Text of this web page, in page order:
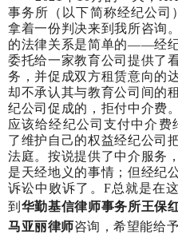
事务所（以下简称经纪公司
拿着一份判决来到我所咨询
的法律关系是简单的——经
委托给一家教育公司提供了
务，并促成双方租赁意向的
却不承认其与教育公司间的
纪公司促成的，拒付中介费
应该给经纪公司支付中介费
了维护自己的权益经纪公司
法庭。按说提供了中介服务
是天经地义的事情；但经纪
诉讼中败诉了。F总就是在
到 华勤基信律师事务所王保
马亚丽律师咨询，希望能给予